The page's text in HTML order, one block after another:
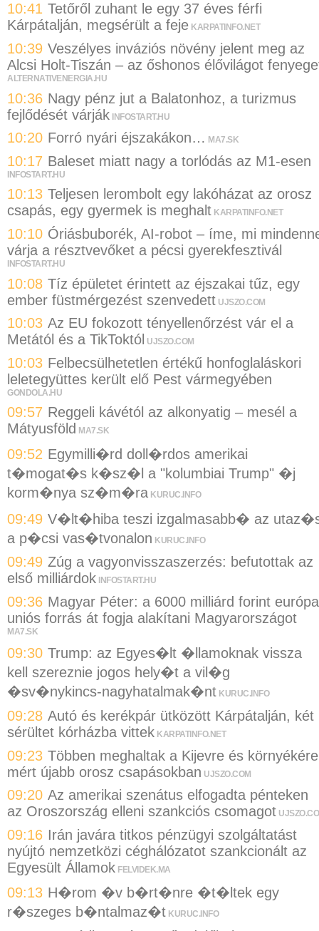
10:41 Tetőről zuhant le egy 37 éves férfi
Kárpátalján, megsérült a feje KARPATINFO.NET
10:39 Veszélyes inváziós növény jelent meg az
Alcsi Holt-Tiszán – az őshonos élővilágot
ALTERNATIVENERGIA.HU
10:36 Nagy pénz jut a Balatonhoz, a turizmus
fejlődését várják INFOSTART.HU
10:20 Forró nyári éjszakákon… MA7.SK
10:17 Baleset miatt nagy a torlódás az M1-esen
INFOSTART.HU
10:13 Teljesen lerombolt egy lakóházat az orosz
csapás, egy gyermek is meghalt KARPATINFO.NET
10:10 Óriásbuborék, AI-robot – íme, mi
várja a résztvevőket a pécsi gyerekfesztivál
INFOSTART.HU
10:08 Tíz épületet érintett az éjszakai tűz, egy
ember füstmérgezést szenvedett UJSZO.COM
10:03 Az EU fokozott tényellenőrzést vár el a
Metától és a TikToktól UJSZO.COM
10:03 Felbecsülhetetlen értékű honfoglaláskori
leletegyüttes került elő Pest vármegyében
GONDOLA.HU
09:57 Reggeli kávétól az alkonyatig – mesél a
Mátyusföld MA7.SK
09:52 Egymilli�rd doll�rdos amerikai
t�mogat�s k�sz�l a "kolumbiai Trump" �j
korm�nya sz�m�ra KURUC.INFO
09:49 V�lt�hiba teszi izgalmasabb� az
a p�csi vas�tvonalon KURUC.INFO
09:49 Zúg a vagyonvisszaszerzés: befutottak az
első milliárdok INFOSTART.HU
09:36 Magyar Péter: a 6000 milliárd forint
uniós forrás át fogja alakítani Magyarországot
MA7.SK
09:30 Trump: az Egyes�lt �llamoknak vissza
kell szereznie jogos hely�t a vil�g
�sv�nykincs-nagyhatalmak�nt KURUC.INFO
09:28 Autó és kerékpár ütközött Kárpátalján, két
sérültet kórházba vittek KARPATINFO.NET
09:23 Többen meghaltak a Kijevre és környékére
mért újabb orosz csapásokban UJSZO.COM
09:20 Az amerikai szenátus elfogadta pénteken
az Oroszország elleni szankciós csomagot
09:16 Irán javára titkos pénzügyi szolgáltatást
nyújtó nemzetközi céghálózatot szankcionált az
Egyesült Államok FELVIDEK.MA
09:13 H�rom �v b�rt�nre �t�ltek egy
r�szeges b�ntalmaz�t KURUC.INFO